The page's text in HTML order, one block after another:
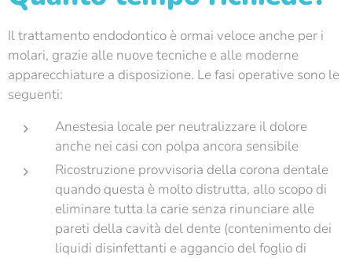
Il trattamento endodontico è ormai veloce anche per i
molari, grazie alle nuove tecniche e alle moderne
apparecchiature a disposizione. Le fasi operative sono le
seguenti:
Anestesia locale per neutralizzare il dolore
anche nei casi con polpa ancora sensibile
Ricostruzione provvisoria della corona dentale
quando questa è molto distrutta, allo scopo di
eliminare tutta la carie senza rinunciare alle
pareti della cavità del dente (contenimento dei
liquidi disinfettanti e aggancio del foglio di